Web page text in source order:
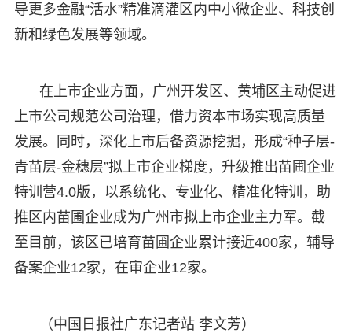
导更多金融“活水”精准滴灌区内中小微企业、科技创
新和绿色发展等领域。
在上市企业方面，广州开发区、黄埔区主动促进
上市公司规范公司治理，借力资本市场实现高质量
发展。同时，深化上市后备资源挖掘，形成“种子层-
青苗层-金穗层”拟上市企业梯度，升级推出苗圃企业
特训营4.0版，以系统化、专业化、精准化特训，助
推区内苗圃企业成为广州市拟上市企业主力军。截
至目前，该区已培育苗圃企业累计接近400家，辅导
备案企业12家，在审企业12家。
（中国日报社广东记者站 李文芳）